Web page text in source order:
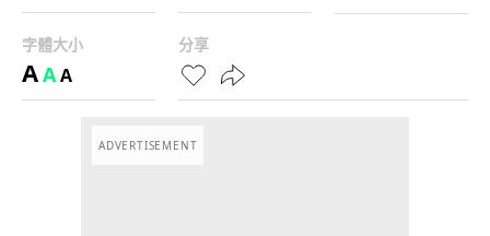
字體大小
AAA
分享
ADVERTISEMENT